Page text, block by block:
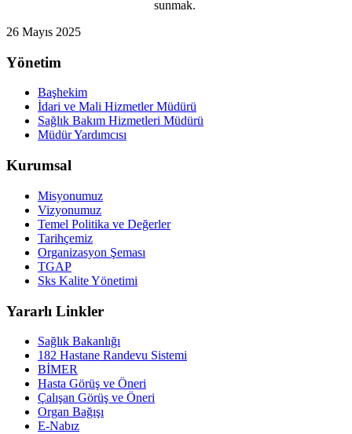
sunmak.
26 Mayıs 2025
Yönetim
Başhekim
İdari ve Mali Hizmetler Müdürü
Sağlık Bakım Hizmetleri Müdürü
Müdür Yardımcısı
Kurumsal
Misyonumuz
Vizyonumuz
Temel Politika ve Değerler
Tarihçemiz
Organizasyon Şeması
TGAP
Sks Kalite Yönetimi
Yararlı Linkler
Sağlık Bakanlığı
182 Hastane Randevu Sistemi
BİMER
Hasta Görüş ve Öneri
Çalışan Görüş ve Öneri
Organ Bağışı
E-Nabız